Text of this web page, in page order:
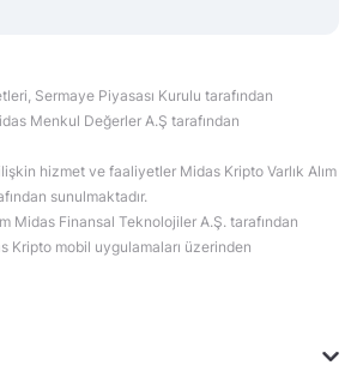
Sermaye Piyasası Kurulu tarafından
Menkul Değerler A.Ş tarafından
hizmet ve faaliyetler Midas Kripto Varlık Alım
sunulmaktadır.
Midas Finansal Teknolojiler A.Ş. tarafından
Kripto mobil uygulamaları üzerinden